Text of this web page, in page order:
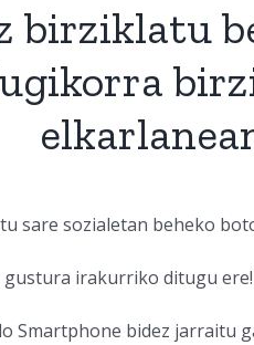
birziklatu
sare sozialetan beheko
irakurriko ditugu ere!
Smartphone bidez jarraitu